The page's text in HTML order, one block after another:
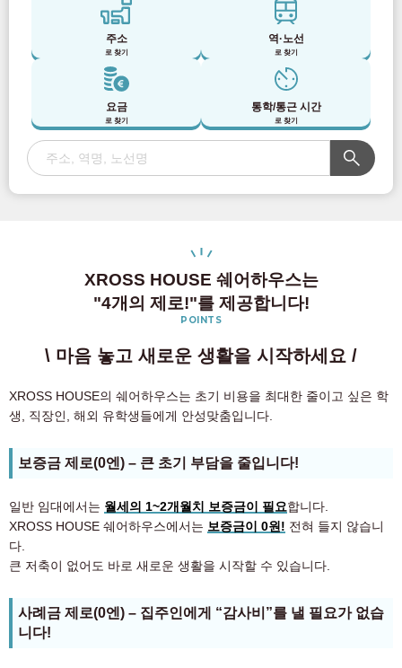
주소
로 찾기
역·노선
로 찾기
요금
로 찾기
통학/통근 시간
로 찾기
XROSS HOUSE 쉐어하우스는
"4개의 제로!"를 제공합니다!
POINTS
\ 마음 놓고 새로운 생활을 시작하세요 /
XROSS HOUSE의 쉐어하우스는 초기 비용을 최대한 줄이고 싶은 학
생, 직장인, 해외 유학생들에게 안성맞춤입니다.
보증금 제로(0엔) – 큰 초기 부담을 줄입니다!
일반 임대에서는 월세의 1~2개월치 보증금이 필요합니다.
XROSS HOUSE 쉐어하우스에서는 보증금이 0원! 전혀 들지 않습니
다.
큰 저축이 없어도 바로 새로운 생활을 시작할 수 있습니다.
사례금 제로(0엔) – 집주인에게 “감사비”를 낼 필요가 없습
니다!